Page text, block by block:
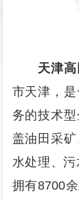
天津
市天津，
务的技术
盖油田采矿
水处理、污
拥有8700